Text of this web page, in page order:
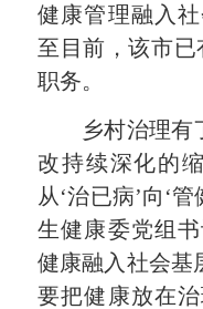
健康管理融入
至目前，该市已
职务。
乡村治理有了
改持续深化的
从‘治已病’向‘
生健康委党组
健康融入社会基
要把健康放在